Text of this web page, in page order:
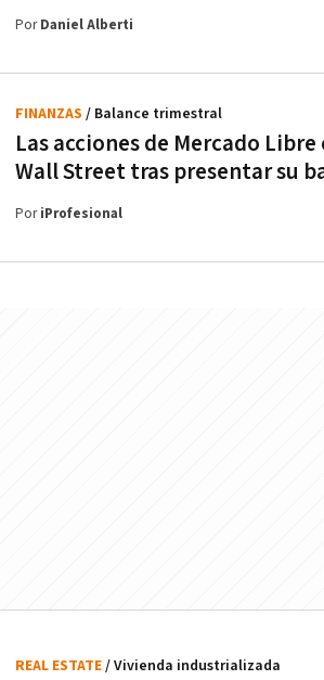
PorDaniel Alberti
Las acciones de Mercado Libre
Wall Street tras presentar su
FINANZAS / Balance trimestral
PoriProfesional
REAL ESTATE/ Vivienda industrializada